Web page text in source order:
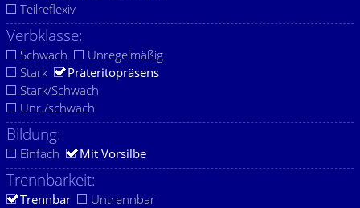
Teilreflexiv
Verbklasse:
Schwach
Unregelmäßig
Stark
Präteritopräsens
Stark/Schwach
Unr./schwach
Bildung:
Einfach Mit Vorsilbe
Trennbarkeit:
Trennbar
Untrennbar